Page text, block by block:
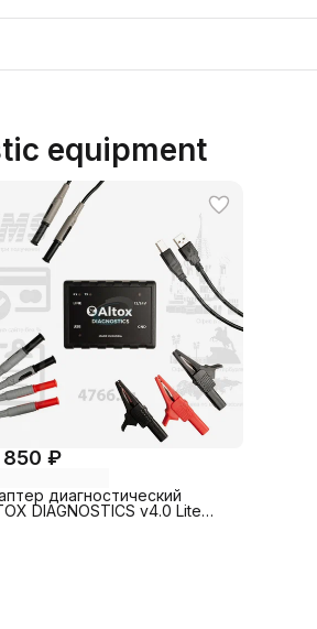
equipment
850 ₽
диагностический
DIAGNOSTICS v4.0 Lite